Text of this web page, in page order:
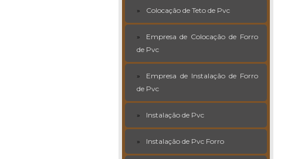
Colocação de Teto de Pvc
Empresa de Colocação de Forro
de Pvc
Empresa de Instalação de Forro
de Pvc
Instalação de Pvc
Instalação de Pvc Forro